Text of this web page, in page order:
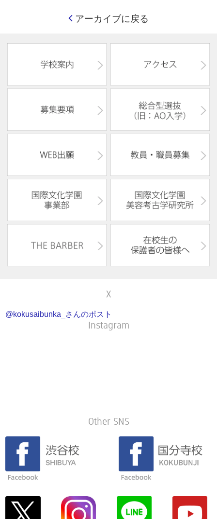
アーカイブに戻る
X
@kokusaibunka_さんのポスト
Instagram
Other SNS